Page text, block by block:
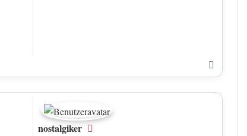
nostalgiker